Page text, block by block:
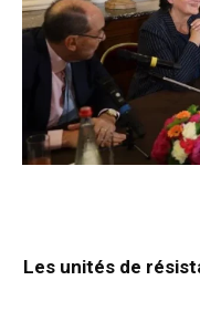
Les unités de